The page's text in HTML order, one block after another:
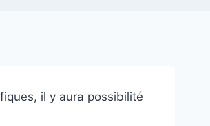
il y aura possibilité